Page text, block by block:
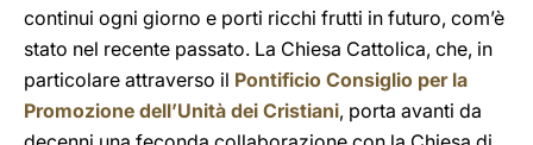
continui ogni giorno e porti ricchi frutti in futuro, com’è
stato nel recente passato. La Chiesa Cattolica, che, in
particolare attraverso il Pontificio Consiglio per la
Promozione dell’Unità dei Cristiani, porta avanti da